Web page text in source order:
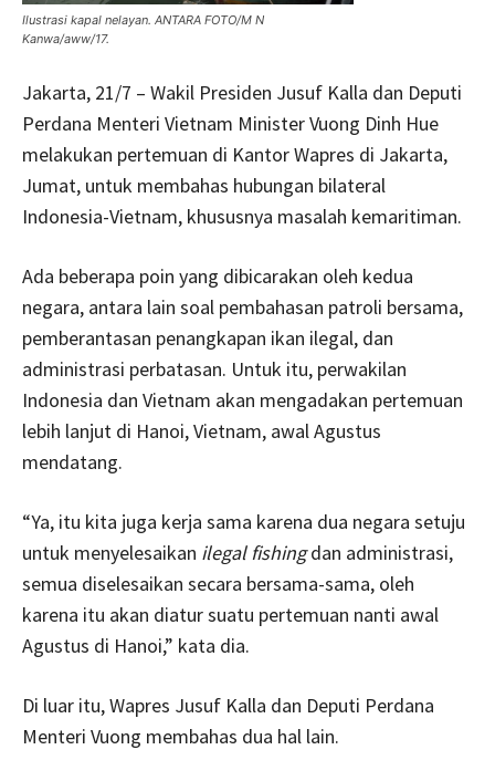
Ilustrasi kapal nelayan. ANTARA FOTO/M N
Kanwa/aww/17.
Jakarta, 21/7 – Wakil Presiden Jusuf Kalla dan Deputi
Perdana Menteri Vietnam Minister Vuong Dinh Hue
melakukan pertemuan di Kantor Wapres di Jakarta,
Jumat, untuk membahas hubungan bilateral
Indonesia-Vietnam, khususnya masalah kemaritiman.
Ada beberapa poin yang dibicarakan oleh kedua
negara, antara lain soal pembahasan patroli bersama,
pemberantasan penangkapan ikan ilegal, dan
administrasi perbatasan. Untuk itu, perwakilan
Indonesia dan Vietnam akan mengadakan pertemuan
lebih lanjut di Hanoi, Vietnam, awal Agustus
mendatang.
“Ya, itu kita juga kerja sama karena dua negara setuju
untuk menyelesaikan ilegal fishingdan administrasi,
semua diselesaikan secara bersama-sama, oleh
karena itu akan diatur suatu pertemuan nanti awal
Agustus di Hanoi,” kata dia.
Di luar itu, Wapres Jusuf Kalla dan Deputi Perdana
Menteri Vuong membahas dua hal lain.